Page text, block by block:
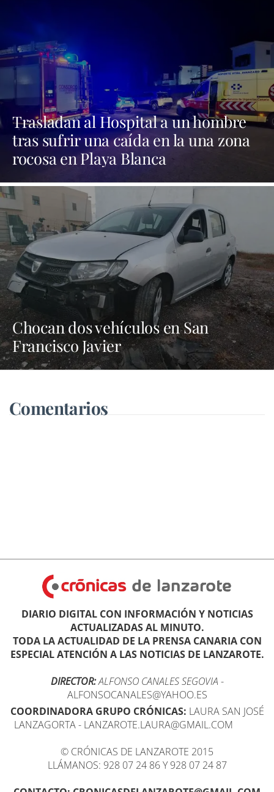
Trasladan al Hospital a un hombre
tras sufrir una caída en la una zona
rocosa en Playa Blanca
Chocan dos vehículos en San
Francisco Javier
Comentarios
DIARIO DIGITAL CON INFORMACIÓN Y NOTICIAS
ACTUALIZADAS AL MINUTO.
TODA LA ACTUALIDAD DE LA PRENSA CANARIA CON
ESPECIAL ATENCIÓN A LAS NOTICIAS DE LANZAROTE.
DIRECTOR:ALFONSO CANALES SEGOVIA -
ALFONSOCANALES@YAHOO.ES
COORDINADORA GRUPO CRÓNICAS: LAURA SAN JOSÉ
LANZAGORTA - LANZAROTE.LAURA@GMAIL.COM
© CRÓNICAS DE LANZAROTE 2015
LLÁMANOS: 928 07 24 86 Y 928 07 24 87